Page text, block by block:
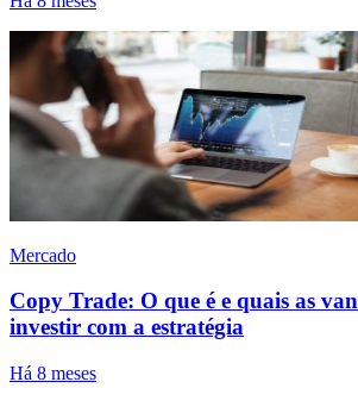
Mercado
Copy Trade: O que é e quais as
investir com a estratégia
Há 8 meses